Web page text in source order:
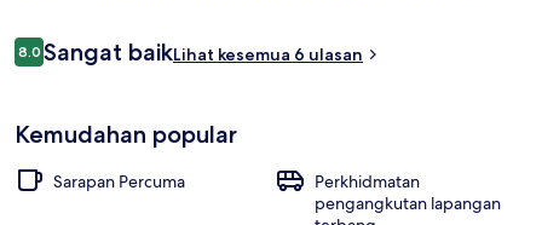
Ulasan
8.08.0 daripada 10
Sangat baikLihat kesemua 6 ulasan
Kemudahan popular
Sarapan Percuma
Perkhidmatan
pengangkutan lapangan